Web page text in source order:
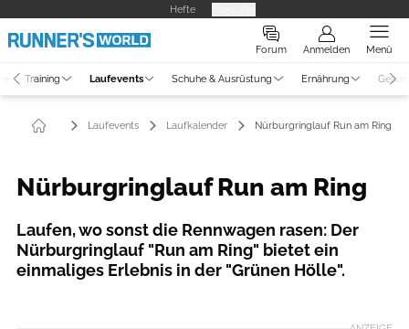
Hefte
Forum Anmelden Menü
Training Laufevents Schuhe & Ausrüstung Ernährung
Laufevents Laufkalender Nürburgringlauf Run am Ring
Nürburgringlauf Run am Ring
Laufen, wo sonst die Rennwagen rasen: Der
Nürburgringlauf "Run am Ring" bietet ein
einmaliges Erlebnis in der "Grünen Hölle".